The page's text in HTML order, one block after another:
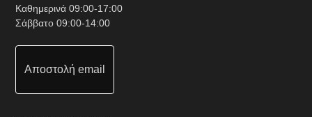
Καθημερινά 09:00-17:00
Σάββατο 09:00-14:00
Αποστολή email